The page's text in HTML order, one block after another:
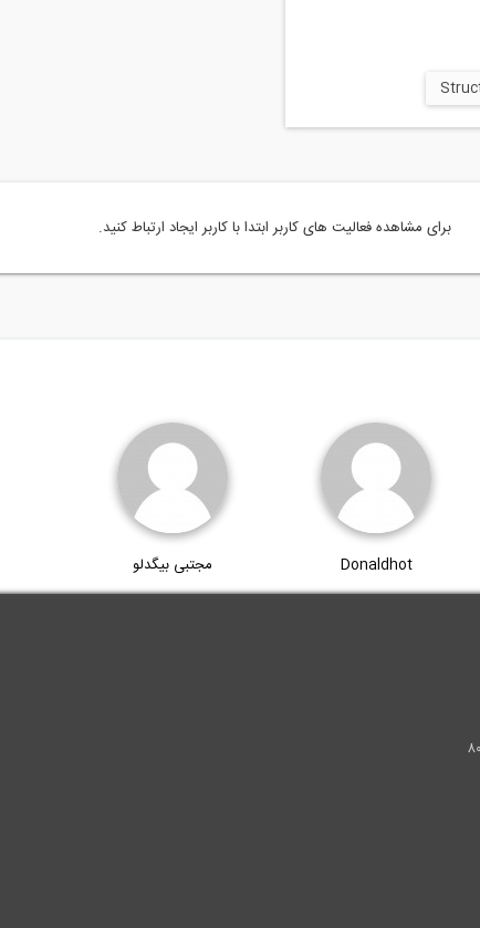
برای مشاهده فعالیت های کاربر ابتدا با کاربر ایجاد ارتباط کنید.
Donaldhot مجتبی بیگدلو